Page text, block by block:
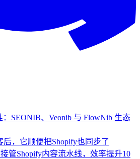
SEONIB、Veonib 与 FlowNib 生态
，它顺便把Shopify也同步了
管Shopify内容流水线，效率提升10